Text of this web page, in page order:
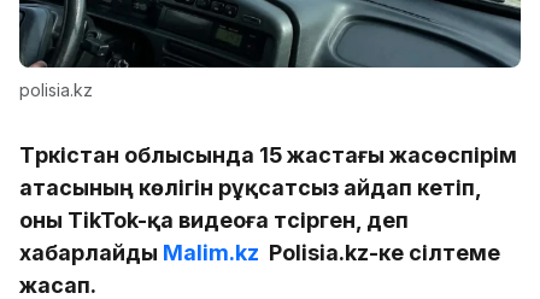
polisia.kz
Түркістан облысында 15 жастағы жасөспірім
атасының көлігін рұқсатсыз айдап кетіп,
оны TikTok-қа видеоға түсірген, деп
хабарлайды Malim.kz Polisia.kz-ке сілтеме
жасап.